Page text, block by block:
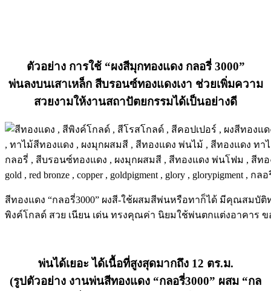
ตัวอย่าง การใช้ “ผงสีมุกทองแดง กลอรี่ 3000”
พ่นลงบนเสาเหล็ก สีบรอนซ์ทองแดงเงา ช่วยเพิ่มความ
สวยงามให้งานสถาปัตยกรรมได้เป็นอย่างดี
สีทองแดง “กลอรี่3000” ผงสี-ใช้ผสมสีพ่นหรือทาก็ได้ มีคุณสมบั
พิงค์โกลด์ สวย เนียน เด่น ทรงคุณค่า นิยมใช้พ่นตกแต่งอาคาร
พ่นได้เยอะ ได้เนื้อที่สูงสุดมากถึง 12 ตร.ม.
(รูปตัวอย่าง งานพ่นสีทองแดง “กลอรี่3000” ผสม “กล